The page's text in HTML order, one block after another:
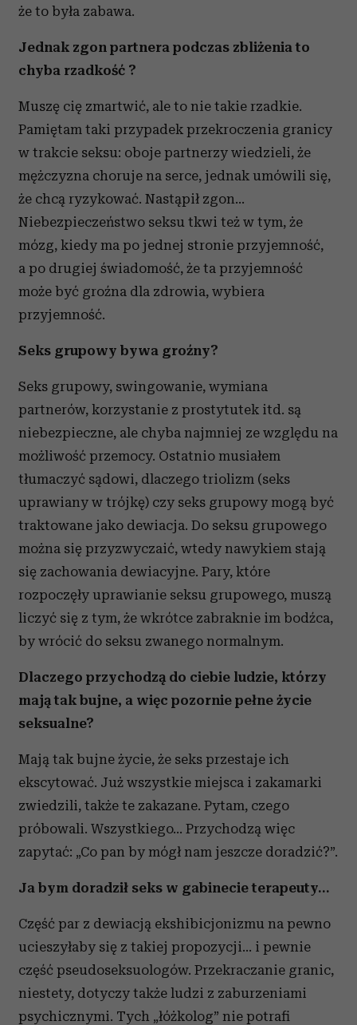
że to była zabawa.
Jednak zgon partnera podczas zbliżenia to
chyba rzadkość ?
Muszę cię zmartwić, ale to nie takie rzadkie.
Pamiętam taki przypadek przekroczenia granicy
w trakcie seksu: oboje partnerzy wiedzieli, że
mężczyzna choruje na serce, jednak umówili się,
że chcą ryzykować. Nastąpił zgon…
Niebezpieczeństwo seksu tkwi też w tym, że
mózg, kiedy ma po jednej stronie przyjemność,
a po drugiej świadomość, że ta przyjemność
może być groźna dla zdrowia, wybiera
przyjemność.
Seks grupowy bywa groźny?
Seks grupowy, swingowanie, wymiana
partnerów, korzystanie z prostytutek itd. są
niebezpieczne, ale chyba najmniej ze względu na
możliwość przemocy. Ostatnio musiałem
tłumaczyć sądowi, dlaczego triolizm (seks
uprawiany w trójkę) czy seks grupowy mogą być
traktowane jako dewiacja. Do seksu grupowego
można się przyzwyczaić, wtedy nawykiem stają
się zachowania dewiacyjne. Pary, które
rozpoczęły uprawianie seksu grupowego, muszą
liczyć się z tym, że wkrótce zabraknie im bodźca,
by wrócić do seksu zwanego normalnym.
Dlaczego przychodzą do ciebie ludzie, którzy
mają tak bujne, a więc pozornie pełne życie
seksualne?
Mają tak bujne życie, że seks przestaje ich
ekscytować. Już wszystkie miejsca i zakamarki
zwiedzili, także te zakazane. Pytam, czego
próbowali. Wszystkiego... Przychodzą więc
zapytać: „Co pan by mógł nam jeszcze doradzić?”.
Ja bym doradził seks w gabinecie terapeuty…
Część par z dewiacją ekshibicjonizmu na pewno
ucieszyłaby się z takiej propozycji… i pewnie
część pseudoseksuologów. Przekraczanie granic,
niestety, dotyczy także ludzi z zaburzeniami
psychicznymi. Tych „łóżkolog” nie potrafi